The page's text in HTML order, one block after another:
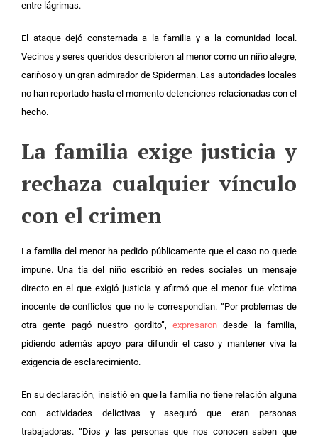
entre lágrimas.
El ataque dejó consternada a la familia y a la comunidad local.
Vecinos y seres queridos describieron al menor como un niño alegre,
cariñoso y un gran admirador de Spiderman. Las autoridades locales
no han reportado hasta el momento detenciones relacionadas con el
hecho.
La familia exige justicia y
rechaza cualquier vínculo
con el crimen
La familia del menor ha pedido públicamente que el caso no quede
impune. Una tía del niño escribió en redes sociales un mensaje
directo en el que exigió justicia y afirmó que el menor fue víctima
inocente de conflictos que no le correspondían. “Por problemas de
otra gente pagó nuestro gordito”, expresarondesde la familia,
pidiendo además apoyo para difundir el caso y mantener viva la
exigencia de esclarecimiento.
En su declaración, insistió en que la familia no tiene relación alguna
con actividades delictivas y aseguró que eran personas
trabajadoras. “Dios y las personas que nos conocen saben que